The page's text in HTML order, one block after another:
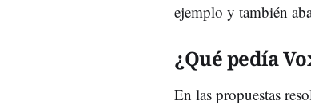
ejemplo y también
¿Qué pedía
En las propuestas